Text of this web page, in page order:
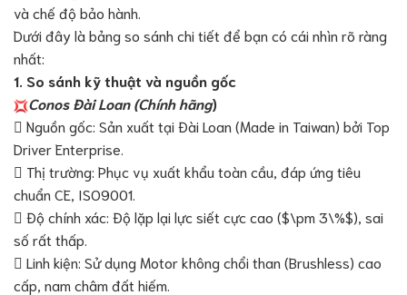
và chế độ bảo hành.
Dưới đây là bảng so sánh chi tiết để bạn có cái nhìn rõ ràng
nhất:
1. So sánh kỹ thuật và nguồn gốc
Conos Đài Loan (Chính hãng)
 Nguồn gốc: Sản xuất tại Đài Loan (Made in Taiwan) bởi Top
Driver Enterprise.
 Thị trường: Phục vụ xuất khẩu toàn cầu, đáp ứng tiêu
chuẩn CE, ISO9001.
 Độ chính xác: Độ lặp lại lực siết cực cao ($\pm 3\%$), sai
số rất thấp.
 Linh kiện: Sử dụng Motor không chổi than (Brushless) cao
cấp, nam châm đất hiếm.